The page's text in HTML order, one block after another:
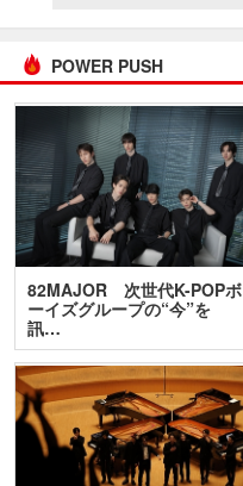
POWER PUSH
82MAJOR 次世代K-POPボ
ーイズグループの“今”を
訊…